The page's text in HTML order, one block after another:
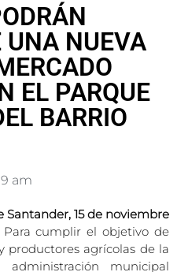
UNA NUEVA
EL PARQUE
BARRIO
am
Santander, 15 de noviembre
cumplir el objetivo de
productores agrícolas de la
administración municipal